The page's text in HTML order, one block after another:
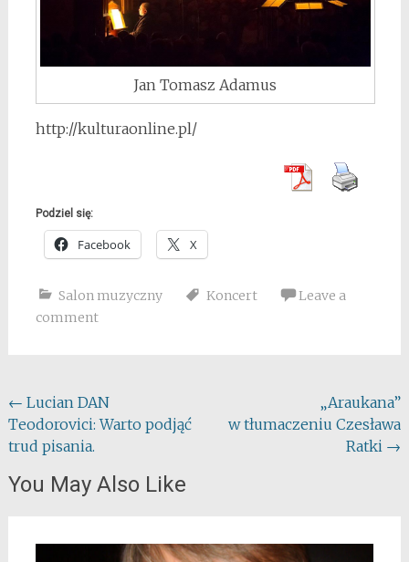
Jan Tomasz Adamus
http://kulturaonline.pl/
Podziel się:
Facebook X
Salon muzyczny Koncert
Leave a
comment
Post
navigation
← Lucian DAN
Teodorovici: Warto podjąć
trud pisania.
„Araukana”
w tłumaczeniu Czesława
Ratki →
You May Also Like